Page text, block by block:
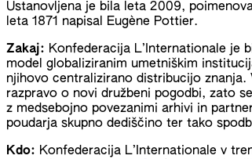
Ustanovljena je bila leta 2009,
leta 1871 napisal Eugène Pottier.
Zakaj: Konfederacija L’Internationale je
model globaliziranim umetniškim
njihovo centralizirano distribucijo
razpravo o novi družbeni pogodbi, zato
z medsebojno povezanimi arhivi in
poudarja skupno dediščino ter tako
Kdo: Konfederacija L’Internationale v